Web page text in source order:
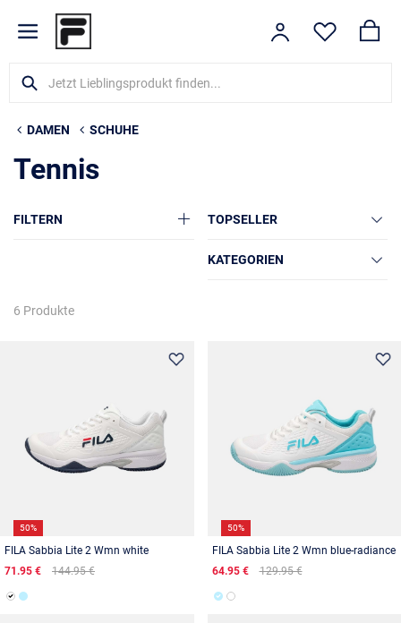
DAMEN SCHUHE
Tennis
FILTERN TOPSELLER
KATEGORIEN
6 Produkte
50%
FILA Sabbia Lite 2 Wmn white
71.95 €
144.95 €
50%
FILA Sabbia Lite 2 Wmn blue-radiance
64.95 €
129.95 €